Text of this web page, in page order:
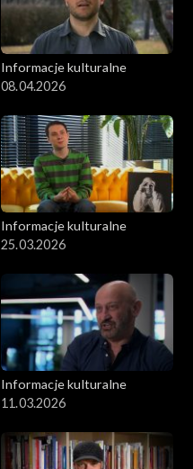
Informacje kulturalne
08.04.2026
Informacje kulturalne
25.03.2026
Informacje kulturalne
11.03.2026